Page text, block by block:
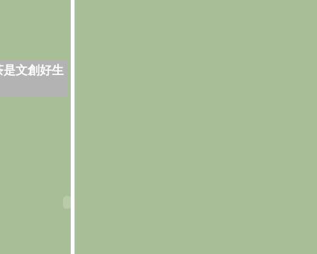
文創好生